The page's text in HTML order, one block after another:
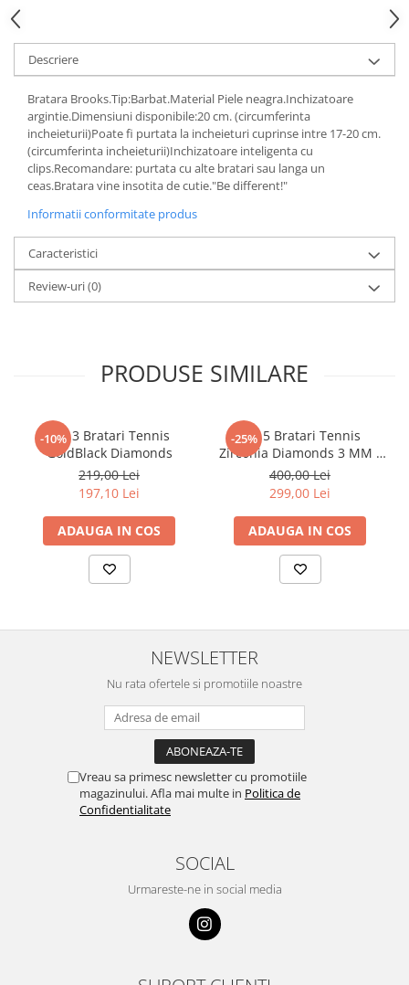
Descriere
Bratara Brooks.Tip:Barbat.Material Piele neagra.Inchizatoare
argintie.Dimensiuni disponibile:20 cm. (circumferinta
incheieturii)Poate fi purtata la incheieturi cuprinse intre 17-20 cm.
(circumferinta incheieturii)Inchizatoare inteligenta cu
clips.Recomandare: purtata cu alte bratari sau langa un
ceas.Bratara vine insotita de cutie."Be different!"
Informatii conformitate produs
Caracteristici
Review-uri(0)
PRODUSE SIMILARE
-10%
Set 3 Bratari Tennis
GoldBlack Diamonds
219,00 Lei
197,10 Lei
ADAUGA IN COS
-25%
Set 5 Bratari Tennis
Zirconia Diamonds 3 MM /
19.5 CM
400,00 Lei
299,00 Lei
ADAUGA IN COS
NEWSLETTER
Nu rata ofertele si promotiile noastre
Vreau sa primesc newsletter cu promotiile
magazinului. Afla mai multe in Politica de
Confidentialitate
SOCIAL
Urmareste-ne in social media